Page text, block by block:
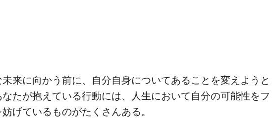
来に向かう前に、自分自身についてあることを変えようと
たが抱えている行動には、人生において自分の可能性をフ
げているものがたくさんある。